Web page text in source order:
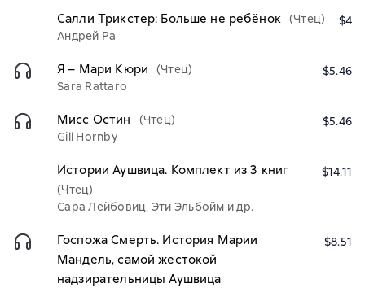
Салли Трикстер: Больше не ребёнок (Чтец)
Андрей Ра
$4
Я – Мари Кюри
(Чтец)
Sara Rattaro
$5.46
Мисс Остин
(Чтец)
Gill Hornby
$5.46
Истории Аушвица. Комплект из 3 книг
(Чтец)
Сара Лейбовиц, Эти Эльбойм и др.
$14.11
Госпожа Смерть. История Марии
Мандель, самой жестокой
надзирательницы Аушвица
$8.51